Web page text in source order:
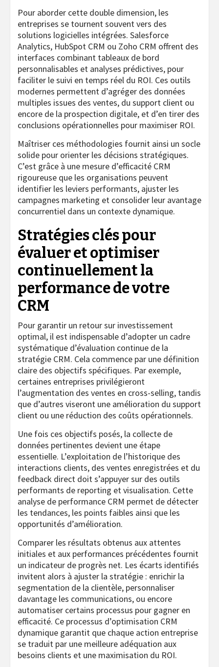
Pour aborder cette double dimension, les
entreprises se tournent souvent vers des
solutions logicielles intégrées. Salesforce
Analytics, HubSpot CRM ou Zoho CRM offrent des
interfaces combinant tableaux de bord
personnalisables et analyses prédictives, pour
faciliter le suivi en temps réel du ROI. Ces outils
modernes permettent d’agréger des données
multiples issues des ventes, du support client ou
encore de la prospection digitale, et d’en tirer des
conclusions opérationnelles pour maximiser ROI.
Maîtriser ces méthodologies fournit ainsi un socle
solide pour orienter les décisions stratégiques.
C’est grâce à une mesure d’efficacité CRM
rigoureuse que les organisations peuvent
identifier les leviers performants, ajuster les
campagnes marketing et consolider leur avantage
concurrentiel dans un contexte dynamique.
Stratégies clés pour
évaluer et optimiser
continuellement la
performance de votre
CRM
Pour garantir un retour sur investissement
optimal, il est indispensable d’adopter un cadre
systématique d’évaluation continue de la
stratégie CRM. Cela commence par une définition
claire des objectifs spécifiques. Par exemple,
certaines entreprises privilégieront
l’augmentation des ventes en cross-selling, tandis
que d’autres viseront une amélioration du support
client ou une réduction des coûts opérationnels.
Une fois ces objectifs posés, la collecte de
données pertinentes devient une étape
essentielle. L’exploitation de l’historique des
interactions clients, des ventes enregistrées et du
feedback direct doit s’appuyer sur des outils
performants de reporting et visualisation. Cette
analyse de performance CRM permet de détecter
les tendances, les points faibles ainsi que les
opportunités d’amélioration.
Comparer les résultats obtenus aux attentes
initiales et aux performances précédentes fournit
un indicateur de progrès net. Les écarts identifiés
invitent alors à ajuster la stratégie : enrichir la
segmentation de la clientèle, personnaliser
davantage les communications, ou encore
automatiser certains processus pour gagner en
efficacité. Ce processus d’optimisation CRM
dynamique garantit que chaque action entreprise
se traduit par une meilleure adéquation aux
besoins clients et une maximisation du ROI.